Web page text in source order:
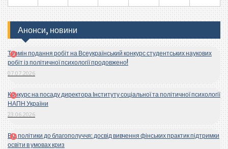
Анонси, новини
Термін подання робіт на Всеукраїнський конкурс студентських наукових
робіт із політичної психології продовжено!
07.07.2026
Конкурс на посаду директора Інституту соціальної та політичної психології
НАПН України
23.06.2026
Від політики до благополуччя: досвід вивчення фінських практик підтримки
освіти в умовах криз